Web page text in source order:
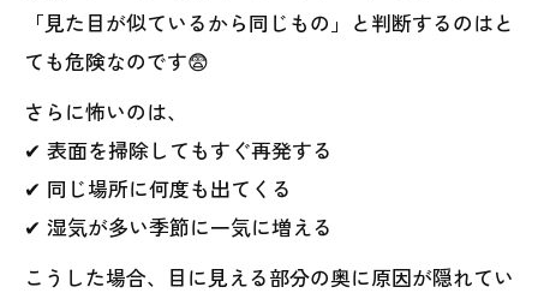
「見た目が似ているから同じもの」と判断するのはと
ても危険なのです😨
さらに怖いのは、
✔ 表面を掃除してもすぐ再発する
✔ 同じ場所に何度も出てくる
✔ 湿気が多い季節に一気に増える
こうした場合、目に見える部分の奥に原因が隠れてい